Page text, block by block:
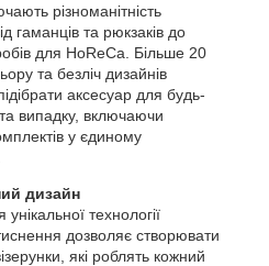
різноманітність
гаманців та рюкзаків до
для HoReCa. Більше 20
та безліч дизайнів
аксесуар для будь-
випадку, включаючи
у єдиному
дизайн
технології
дозволяє створювати
які роблять кожний